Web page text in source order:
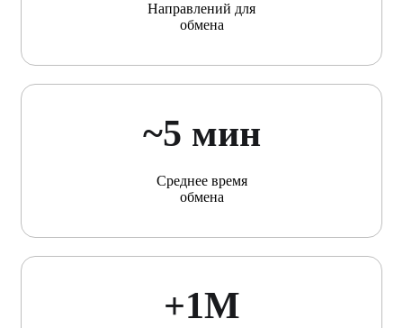
Направлений для
обмена
~5 мин
Среднее время
обмена
+1М